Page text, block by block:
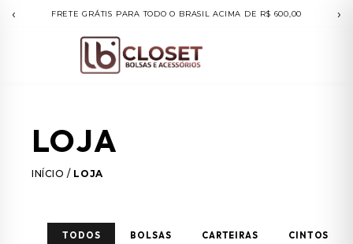
‹ FRETE GRÁTIS PARA TODO O BRASIL ACIMA DE R$ 600,00 ›
LOJA
INÍCIO / LOJA
TODOS BOLSAS CARTEIRAS CINTOS